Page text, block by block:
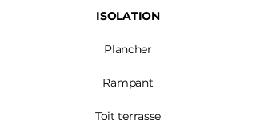
ISOLATION
Plancher
Rampant
Toit terrasse